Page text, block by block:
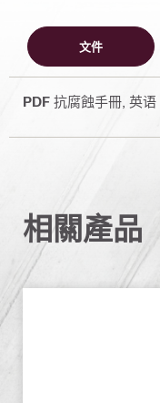
文件
PDF 抗腐蝕手冊 , 英语
相關產品